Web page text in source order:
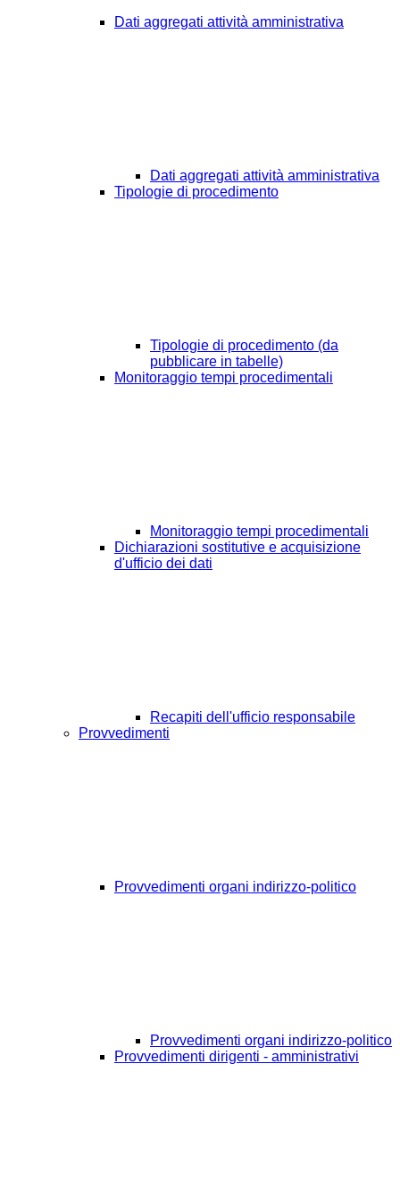
Dati aggregati attività amministrativa
Dati aggregati attività amministrativa
Tipologie di procedimento
Tipologie di procedimento (da
pubblicare in tabelle)
Monitoraggio tempi procedimentali
Monitoraggio tempi procedimentali
Dichiarazioni sostitutive e acquisizione
d'ufficio dei dati
Recapiti dell'ufficio responsabile
Provvedimenti
Provvedimenti organi indirizzo-politico
Provvedimenti organi indirizzo-politico
Provvedimenti dirigenti - amministrativi